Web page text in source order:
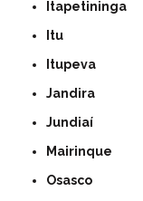
Itapetininga
Itu
Itupeva
Jandira
Jundiaí
Mairinque
Osasco